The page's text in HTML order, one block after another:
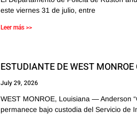
este viernes 31 de julio, entre
Leer más >>
ESTUDIANTE DE WEST
July 29, 2026
WEST MONROE, Louisiana — Anderson
permanece bajo custodia del Servicio de